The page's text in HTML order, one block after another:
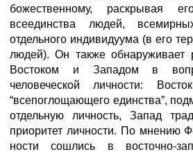
божественному, раскрывая
всеединства людей,
отдельного индивидуума (в его
людей). Он также обнаруживает
Востоком и Западом в
человеческой личности:
“всепоглощающего единства”,
отдельную личность, Запад
приоритет личности. По мнению
ности сошлись в восточно-